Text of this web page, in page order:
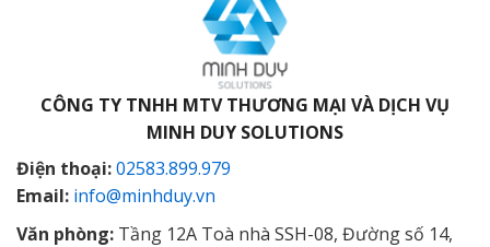
CÔNG TY TNHH MTV THƯƠNG MẠI VÀ DỊCH VỤ
MINH DUY SOLUTIONS
Điện thoại:02583.899.979
Email: info@minhduy.vn
Văn phòng: Tầng 12A Toà nhà SSH-08, Đường số 14,